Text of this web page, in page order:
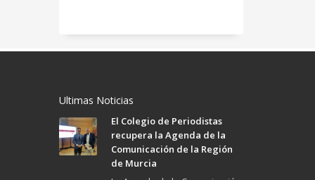
Ultimas Noticias
El Colegio de Periodistas
recupera la Agenda de la
Comunicación de la Región
de Murcia